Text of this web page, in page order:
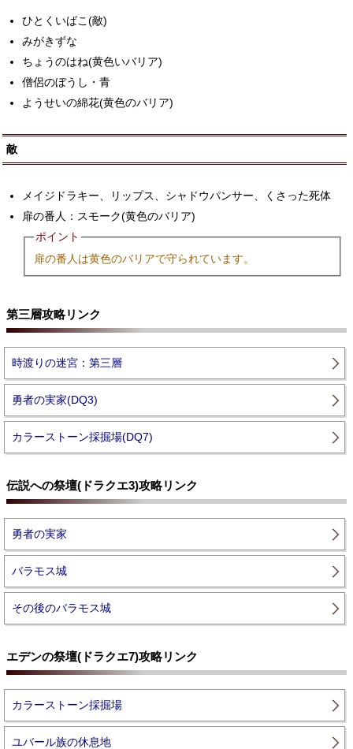
ひとくいばこ(敵)
みがきずな
ちょうのはね(黄色いバリア)
僧侶のぼうし・青
ようせいの綿花(黄色のバリア)
敵
メイジドラキー、リップス、シャドウパンサー、くさった死体
扉の番人：スモーク(黄色のバリア)
ポイント
扉の番人は黄色のバリアで守られています。
第三層攻略リンク
時渡りの迷宮：第三層
勇者の実家(DQ3)
カラーストーン採掘場(DQ7)
伝説への祭壇(ドラクエ3)攻略リンク
勇者の実家
バラモス城
その後のバラモス城
エデンの祭壇(ドラクエ7)攻略リンク
カラーストーン採掘場
ユバール族の休息地